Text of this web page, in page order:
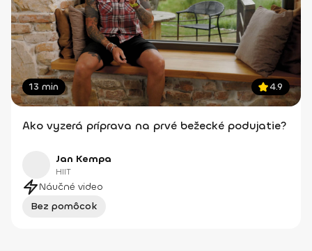
13 min 4.9
Ako vyzerá príprava na prvé bežecké podujatie?
Jan Kempa
HIIT
Náučné video
Bez pomôcok